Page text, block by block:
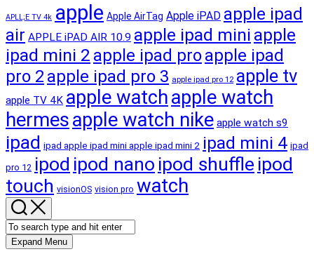
APLL;E TV 4k apple Apple AirTag Apple iPAD apple ipad
air APPLE iPAD AIR 10.9 apple ipad mini apple
ipad mini 2 apple ipad proapple ipad
pro 2 apple ipad pro 3 apple ipad pro 12 apple tv
apple TV 4K apple watchapple watch
hermesapple watch nike apple watch s9
ipad ipad apple ipad mini apple ipad mini 2 ipad mini 4 ipad
pro 12 ipod ipod nano ipod shuffle ipod
touch visionOS vision pro watch
Expand Menu